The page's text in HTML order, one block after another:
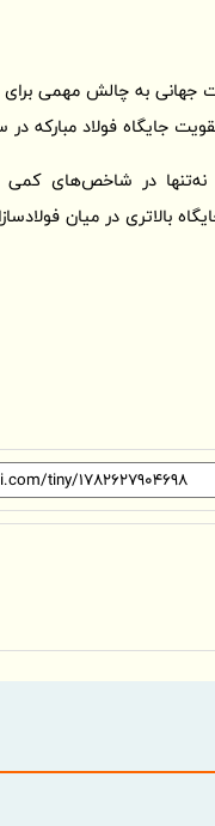
جهانی به چالش مهمی
جایگاه فولاد مبارکه
در شاخص‌های کمی
بالاتری در میان